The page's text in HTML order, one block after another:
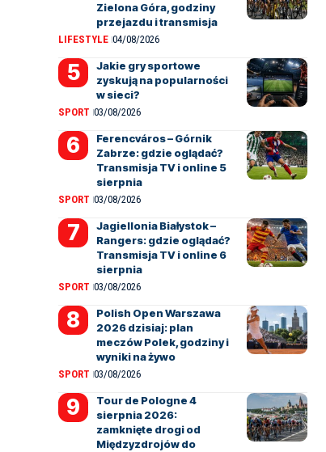
Zielona Góra, godziny
przejazdu i transmisja
LIFESTYLE 04/08/2026
Jakie gry sportowe
zyskują na popularności
w sieci?
SPORT 03/08/2026
Ferencváros – Górnik
Zabrze: gdzie oglądać?
Transmisja TV i online 5
sierpnia
SPORT 03/08/2026
Jagiellonia Białystok –
Rangers: gdzie oglądać?
Transmisja TV i online 6
sierpnia
SPORT 03/08/2026
Polish Open Warszawa
2026 dzisiaj: plan
meczów Polek, godziny i
wyniki na żywo
SPORT 03/08/2026
Tour de Pologne 4
sierpnia 2026:
zamknięte drogi od
Międzyzdrojów do